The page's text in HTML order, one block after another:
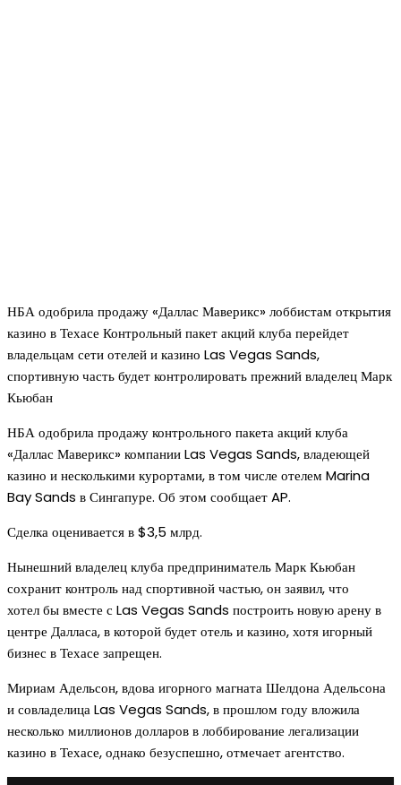
НБА одобрила продажу «Даллас Маверикс» лоббистам открытия
казино в Техасе Контрольный пакет акций клуба перейдет
владельцам сети отелей и казино Las Vegas Sands,
спортивную часть будет контролировать прежний владелец Марк
Кьюбан
НБА одобрила продажу контрольного пакета акций клуба
«Даллас Маверикс» компании Las Vegas Sands, владеющей
казино и несколькими курортами, в том числе отелем Marina
Bay Sands в Сингапуре. Об этом сообщает AP.
Сделка оценивается в $3,5 млрд.
Нынешний владелец клуба предприниматель Марк Кьюбан
сохранит контроль над спортивной частью, он заявил, что
хотел бы вместе с Las Vegas Sands построить новую арену в
центре Далласа, в которой будет отель и казино, хотя игорный
бизнес в Техасе запрещен.
Мириам Адельсон, вдова игорного магната Шелдона Адельсона
и совладелица Las Vegas Sands, в прошлом году вложила
несколько миллионов долларов в лоббирование легализации
казино в Техасе, однако безуспешно, отмечает агентство.